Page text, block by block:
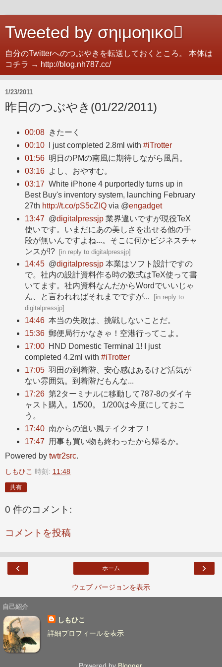
Tweeted by σηιμοηικο
自分のTwitterへのつぶやきを転送しておくところ。 本体は
コチラ → http://blog.nh787.cc/
1/23/2011
昨日のつぶやき(01/22/2011)
00:08
きたーく
00:10
I just completed 2.8ml with #iTrotter
01:56 明日のPMの南風に期待しながら風呂。
03:16
よし、おやすむ。
03:17 White iPhone 4 purportedly turns up in
Best Buy's inventory system, launching February
27th http://t.co/pS5cZIQvia @engadget
13:47 @digitalpressjp業界違いですが現役TeX
使いです。いまだにあの美しさを出せる他の手
段が無いんですよね...。そこに何かビジネスチャ
ンスが!?[in reply to digitalpressjp]
14:45 @digitalpressjp本業はソフト設計ですの
で。社内の設計資料作る時の数式はTeX使って書
いてます。社内資料なんだからWordでいいじゃ
ん、と言われればそれまでですが... [in reply to
digitalpressjp]
14:46 本当の失敗は、挑戦しないことだ。
15:36 郵便局行かなきゃ！空港行ってこよ。
17:00
HND Domestic Terminal 1! I just
completed 4.2ml with #iTrotter
17:05 羽田の到着階、安心感はあるけど活気が
ない雰囲気。到着階だもんな...
17:26 第2ターミナルに移動して787-8のダイキ
ャスト購入。1/500。 1/200は今度にしておこ
う。
17:40 南からの追い風テイクオフ！
17:47
用事も買い物も終わったから帰るか。
Powered by twtr2src.
しもひこ 時刻: 11:48
共有
0 件のコメント:
コメントを投稿
‹ ›
ホーム
ウェブ バージョンを表示
自己紹介
しもひこ
詳細プロフィールを表示